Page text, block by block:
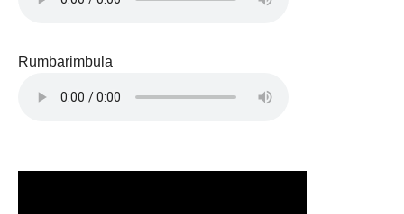
Rumbarimbula